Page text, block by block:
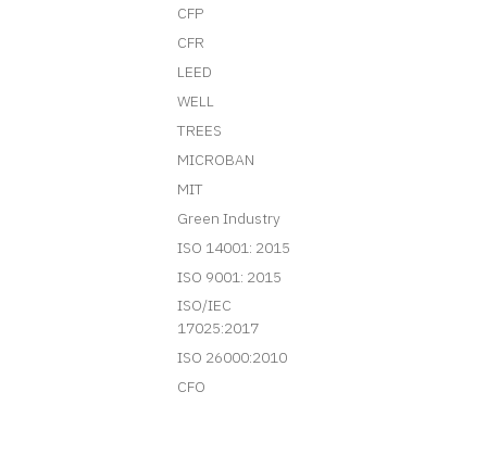
CFP
CFR
LEED
WELL
TREES
MICROBAN
MIT
Green Industry
ISO 14001: 2015
ISO 9001: 2015
ISO/IEC
17025:2017
ISO 26000:2010
CFO